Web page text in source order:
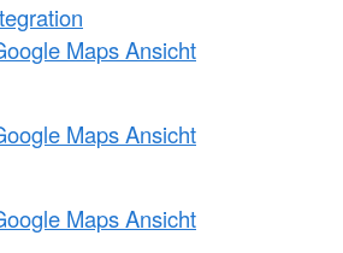
Maps Ansicht
Maps Ansicht
Maps Ansicht